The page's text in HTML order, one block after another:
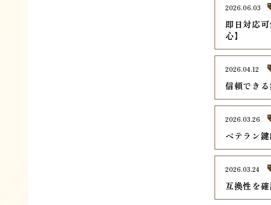
即日対応
心】
2026.06.03
信頼でき
2026.04.12
ベテラン
2026.03.26
互換性を
2026.03.24